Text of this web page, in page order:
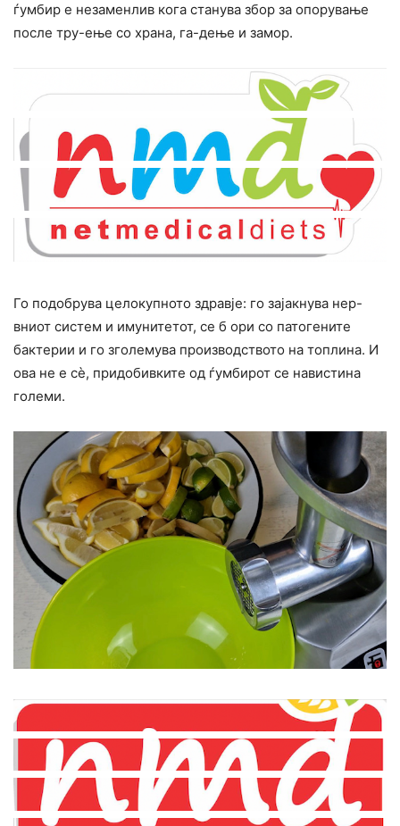
ѓумбир е незаменлив кога станува збор за опорување
после тру-ење со храна, га-дење и замор.
Го подобрува целокупното здравје: го зајакнува нер-
вниот систем и имунитетот, се б ори со патогените
бактерии и го зголемува производството на топлина. И
ова не е сè, придобивките од ѓумбирот се навистина
големи.